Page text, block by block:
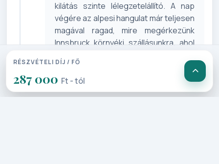
kilátás szinte lélegzetelállító. A nap
végére az alpesi hangulat már teljesen
magával ragad, mire megérkezünk
Innsbruck környéki szállásunkra, ahol
fogad bennünket.
RÉSZVÉTELI DÍJ / FŐ
287 000 Ft - tól